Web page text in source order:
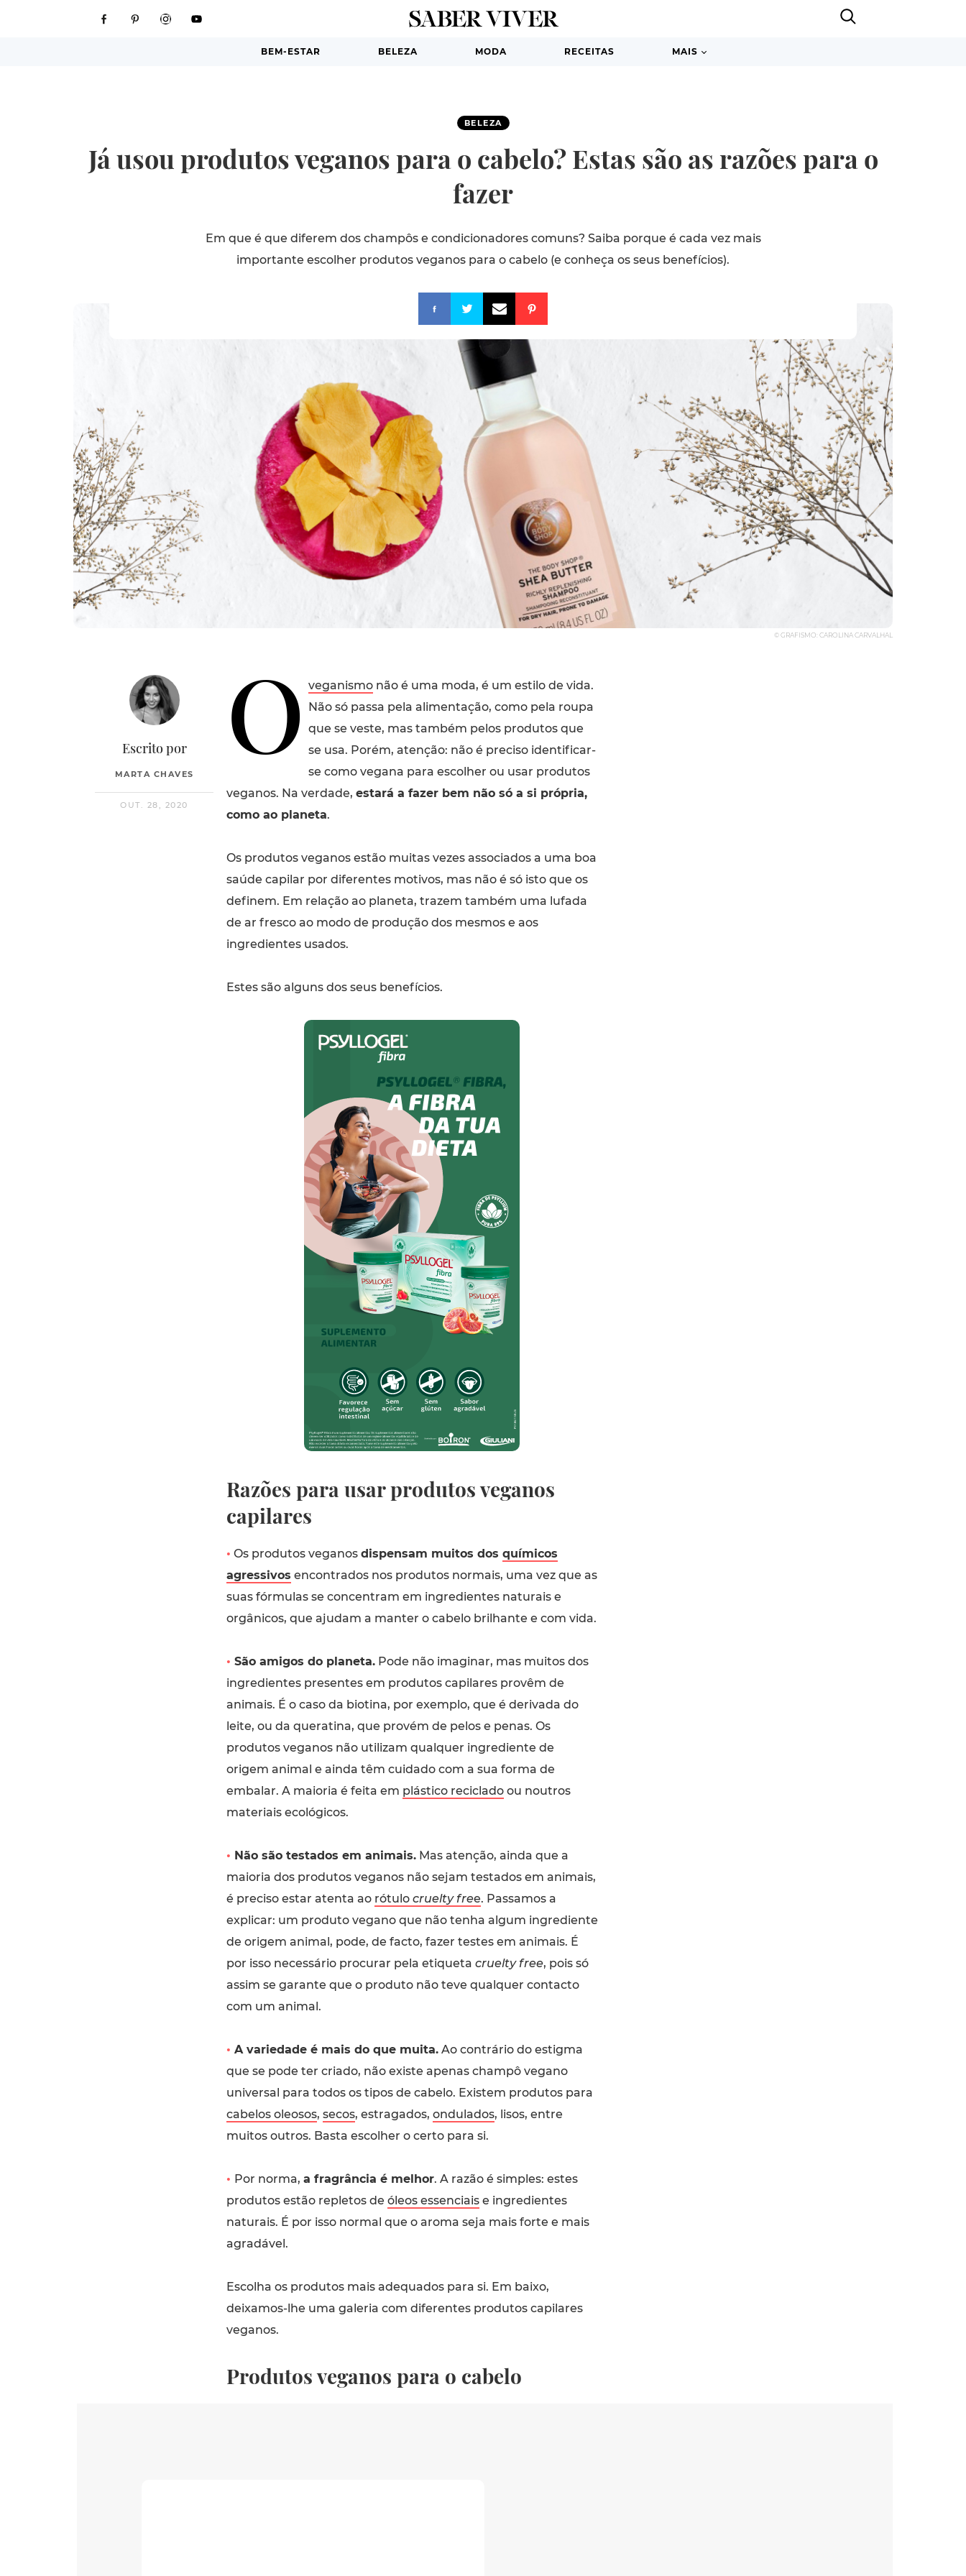
BEM-ESTAR BELEZA MODA RECEITAS MAIS
BELEZA
Já usou produtos veganos para o cabelo? Estas são as razões para o
fazer
Em que é que diferem dos champôs e condicionadores comuns? Saiba porque é cada vez mais
importante escolher produtos veganos para o cabelo (e conheça os seus benefícios).
© GRAFISMO: CAROLINA CARVALHAL
Escrito por
MARTA CHAVES
OUT. 28, 2020
O veganismonão é uma moda, é um estilo de vida.
Não só passa pela alimentação, como pela roupa
que se veste, mas também pelos produtos que
se usa. Porém, atenção: não é preciso identificar-
se como vegana para escolher ou usar produtos
veganos. Na verdade, estará a fazer bem não só a si própria,
como ao planeta.
Os produtos veganos estão muitas vezes associados a uma boa
saúde capilar por diferentes motivos, mas não é só isto que os
definem. Em relação ao planeta, trazem também uma lufada
de ar fresco ao modo de produção dos mesmos e aos
ingredientes usados.
Estes são alguns dos seus benefícios.
Razões para usar produtos veganos
capilares
• Os produtos veganos dispensam muitos dos químicos
agressivos encontrados nos produtos normais, uma vez que as
suas fórmulas se concentram em ingredientes naturais e
orgânicos, que ajudam a manter o cabelo brilhante e com vida.
• São amigos do planeta.Pode não imaginar, mas muitos dos
ingredientes presentes em produtos capilares provêm de
animais. É o caso da biotina, por exemplo, que é derivada do
leite, ou da queratina, que provém de pelos e penas. Os
produtos veganos não utilizam qualquer ingrediente de
origem animal e ainda têm cuidado com a sua forma de
embalar. A maioria é feita em plástico recicladoou noutros
materiais ecológicos.
• Não são testados em animais.Mas atenção, ainda que a
maioria dos produtos veganos não sejam testados em animais,
é preciso estar atenta ao rótulocruelty free. Passamos a
explicar: um produto vegano que não tenha algum ingrediente
de origem animal, pode, de facto, fazer testes em animais. É
por isso necessário procurar pela etiqueta cruelty free, pois só
assim se garante que o produto não teve qualquer contacto
com um animal.
• A variedade é mais do que muita.Ao contrário do estigma
que se pode ter criado, não existe apenas champô vegano
universal para todos os tipos de cabelo. Existem produtos para
cabelos oleosos, secos, estragados, ondulados, lisos, entre
muitos outros. Basta escolher o certo para si.
• Por norma, a fragrância é melhor. A razão é simples: estes
produtos estão repletos de óleos essenciaise ingredientes
naturais. É por isso normal que o aroma seja mais forte e mais
agradável.
Escolha os produtos mais adequados para si. Em baixo,
deixamos-lhe uma galeria com diferentes produtos capilares
veganos.
Produtos veganos para o cabelo